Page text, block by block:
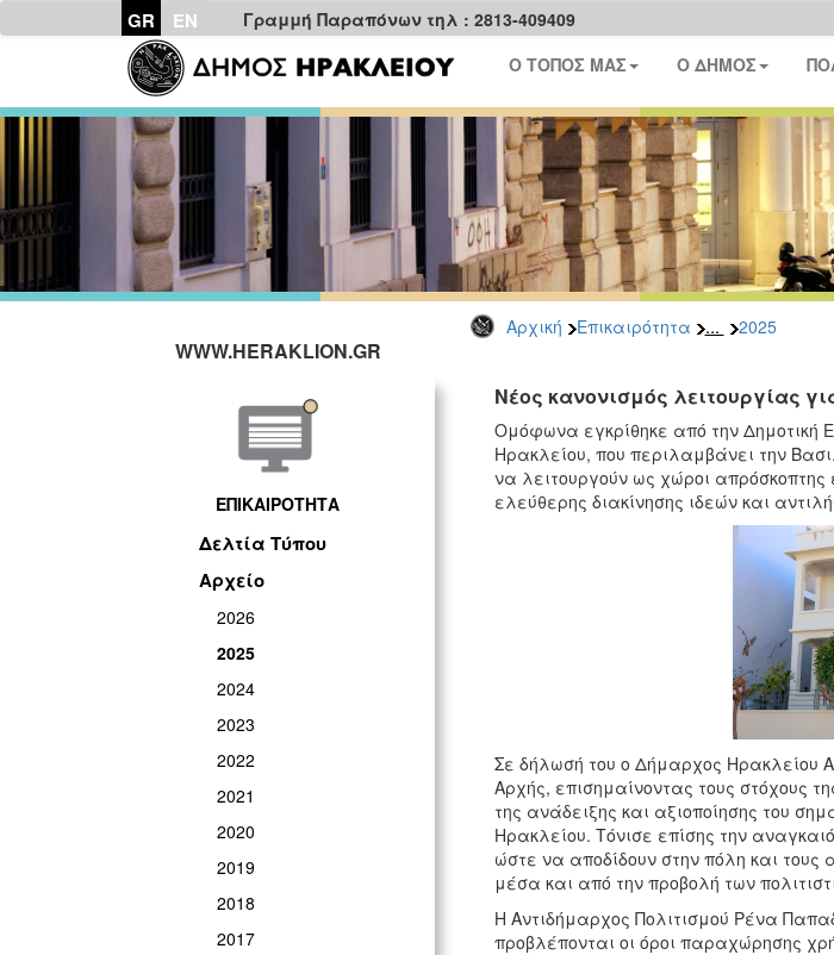
GR EN Γραμμή Παραπόνων τηλ : 2813-409409
Ο ΤΟΠΟΣ ΜΑΣ Ο ΔΗΜΟΣ
Αρχική Επικαιρότητα ... 2025
WWW.HERAKLION.GR
ΕΠΙΚΑΙΡΟΤΗΤΑ
Δελτία Τύπου
Αρχείο
2026
2025
2024
2023
2022
2021
2020
2019
2018
2017
Νέος κανονισμός λειτουργίας
Ομόφωνα εγκρίθηκε από την Δημοτική
Ηρακλείου, που περιλαμβάνει την
να λειτουργούν ως χώροι απρόσκοπτης
ελεύθερης διακίνησης ιδεών και
Σε δήλωσή του ο Δήμαρχος Ηρακλείου
Αρχής, επισημαίνοντας τους στόχους
της ανάδειξης και αξιοποίησης του
Ηρακλείου. Τόνισε επίσης την
ώστε να αποδίδουν στην πόλη και
μέσα και από την προβολή των
Η Αντιδήμαρχος Πολιτισμού Ρένα
προβλέπονται οι όροι παραχώρησης